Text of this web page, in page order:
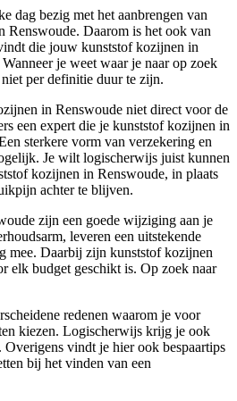
dag bezig met het aanbrengen van
Renswoude. Daarom is het ook van
die jouw kunststof kozijnen in
je weet waar je naar op zoek
per definitie duur te zijn.
in Renswoude niet direct voor de
een expert die je kunststof kozijnen in
sterkere vorm van verzekering en
Je wilt logischerwijs juist kunnen
kozijnen in Renswoude, in plaats
achter te blijven.
zijn een goede wijziging aan je
leveren een uitstekende
mee. Daarbij zijn kunststof kozijnen
elk budget geschikt is. Op zoek naar
redenen waarom je voor
kiezen. Logischerwijs krijg je ook
vindt je hier ook bespaartips
bij het vinden van een